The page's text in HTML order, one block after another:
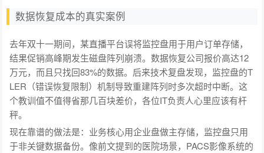
数据恢复成本的真实案例
去年双十一期间，某直播平台误将监控盘用于用户订单存储，
结果促销高峰期发生磁盘阵列崩溃。数据恢复公司报价高达12
万元，而且只找回83%的数据。后来技术复盘发现，监控盘的T
LER（错误恢复限制）机制导致重建阵列时多次超时中断。这
个教训值不值得省那几百块差价，各位IT负责人心里应该有杆
秤。
现在靠谱的做法是：业务核心用企业盘做主存储，监控盘只用
于非关键数据备份。像前文提到的医院场景，PACS影像系统的